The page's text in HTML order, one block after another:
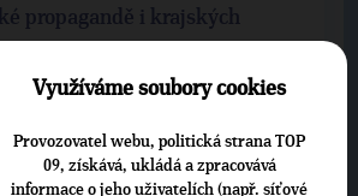
propagandě i krajských
Využíváme soubory cookies
Provozovatel webu, politická strana TOP
09, získává, ukládá a zpracovává
informace o jeho uživatelích (např. síťové